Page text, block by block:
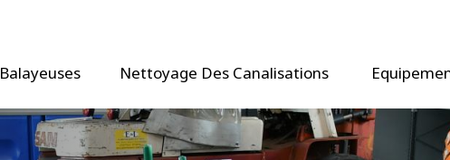
Balayeuses Nettoyage Des Canalisations